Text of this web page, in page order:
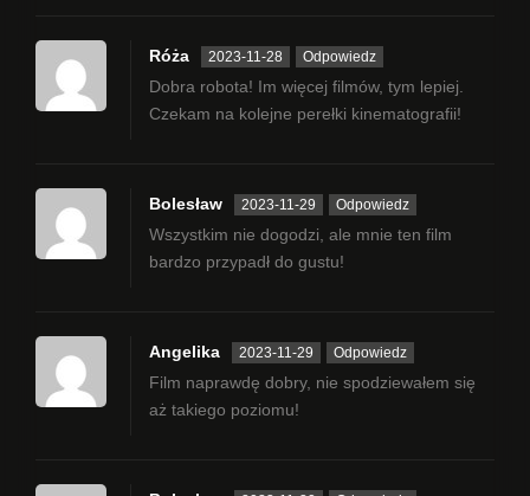
Róża 2023-11-28 Odpowiedz
Dobra robota! Im więcej filmów, tym lepiej.
Czekam na kolejne perełki kinematografii!
Bolesław 2023-11-29 Odpowiedz
Wszystkim nie dogodzi, ale mnie ten film
bardzo przypadł do gustu!
Angelika 2023-11-29 Odpowiedz
Film naprawdę dobry, nie spodziewałem się
aż takiego poziomu!